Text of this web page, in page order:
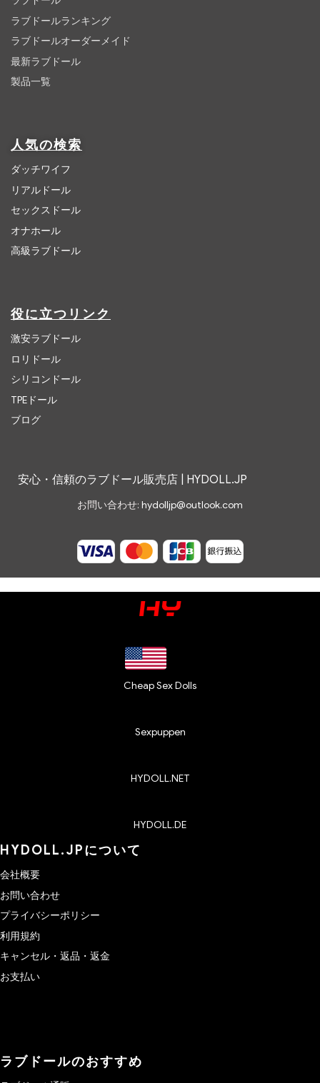
ラブドールランキング
ラブドールオーダーメイド
最新ラブドール
製品一覧
人気の検索
ダッチワイフ
リアルドール
セックスドール
オナホール
高級ラブドール
役に立つリンク
激安ラブドール
ロリドール
シリコンドール
TPEドール
ブログ
安心・信頼のラブドール販売店 | HYDOLL.JP
お問い合わせ: hydolljp@outlook.com
Cheap Sex Dolls
Sexpuppen
HYDOLL.NET
HYDOLL.DE
HYDOLL.JPについて
会社概要
お問い合わせ
プライバシーポリシー
利用規約
キャンセル・返品・返金
お支払い
ラブドールのおすすめ